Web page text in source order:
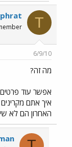
T
6/9/10
מה זה?
אפשר עוד
איך אתם
האחרון הם לא